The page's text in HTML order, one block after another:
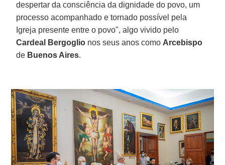
despertar da consciência da dignidade do povo, um
processo acompanhado e tornado possível pela
Igreja presente entre o povo", algo vivido pelo
Cardeal Bergoglio nos seus anos como Arcebispo
de Buenos Aires.